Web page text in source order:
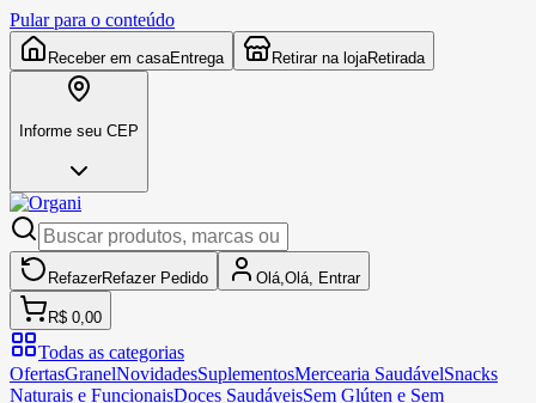
Pular para o conteúdo
Receber em casaEntrega Retirar na lojaRetirada
Informe seu CEP
RefazerRefazer Pedido Olá, Olá, Entrar
R$ 0,00
Todas as categorias
OfertasGranelNovidadesSuplementosMercearia SaudávelSnacks
Naturais e FuncionaisDoces SaudáveisSem Glúten e Sem